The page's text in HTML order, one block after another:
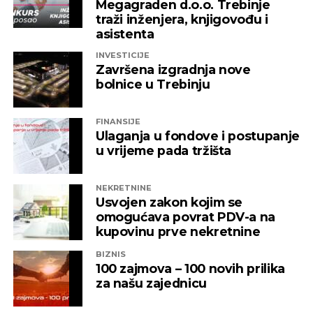
Megagraden d.o.o. Trebinje
traži inženjera, knjigovođu i
asistenta
INVESTICIJE
Završena izgradnja nove
bolnice u Trebinju
FINANSIJE
Ulaganja u fondove i postupanje
u vrijeme pada tržišta
NEKRETNINE
Usvojen zakon kojim se
omogućava povrat PDV-a na
kupovinu prve nekretnine
BIZNIS
100 zajmova – 100 novih prilika
za našu zajednicu